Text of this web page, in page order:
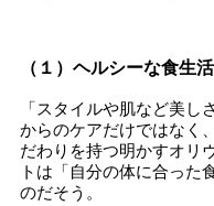
（１）ヘルシーな食生
「スタイルや肌など美
からのケアだけではなく
だわりを持つ明かすオリ
トは「自分の体に合った
のだそう。